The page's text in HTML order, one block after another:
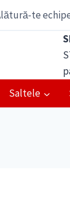
te
Saltele